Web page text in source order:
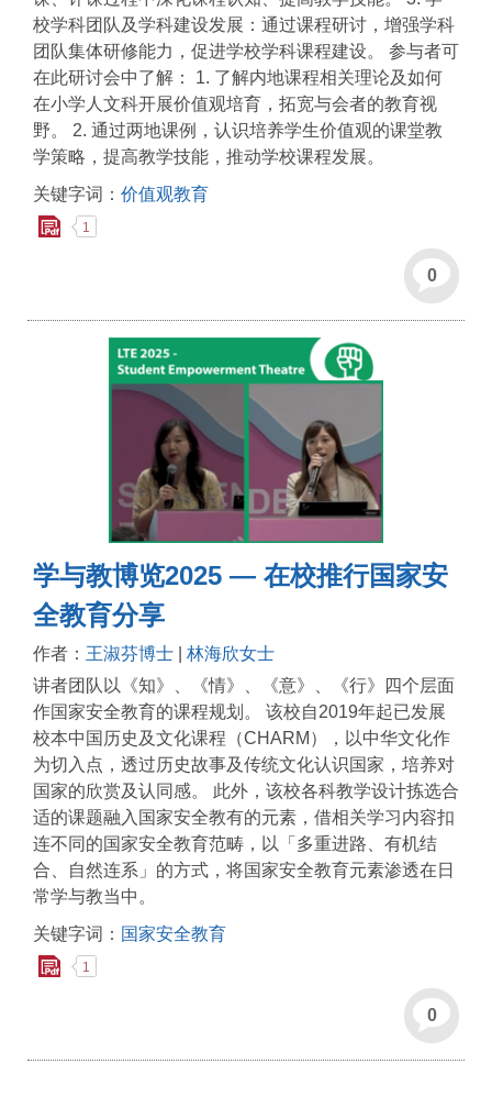
校学科团队及学科建设发展：通过课程研讨，增强学科
团队集体研修能力，促进学校学科课程建设。 参与者可
在此研讨会中了解： 1. 了解内地课程相关理论及如何
在小学人文科开展价值观培育，拓宽与会者的教育视
野。 2. 通过两地课例，认识培养学生价值观的课堂教
学策略，提高教学技能，推动学校课程发展。
关键字词： 价值观教育
1
0
学与教博览2025 — 在校推行国家安
全教育分享
作者： 王淑芬博士
林海欣女士
讲者团队以《知》、《情》、《意》、《行》四个层面
作国家安全教育的课程规划。 该校自2019年起已发展
校本中国历史及文化课程（CHARM），以中华文化作
为切入点，透过历史故事及传统文化认识国家，培养对
国家的欣赏及认同感。 此外，该校各科教学设计拣选合
适的课题融入国家安全教有的元素，借相关学习内容扣
连不同的国家安全教育范畴，以「多重进路、有机结
合、自然连系」的方式，将国家安全教育元素渗透在日
常学与教当中。
关键字词： 国家安全教育
1
0